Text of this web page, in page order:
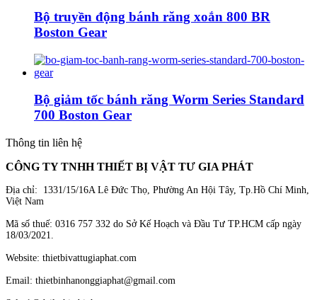
Bộ truyền động bánh răng xoắn 800 BR
Boston Gear
Bộ giảm tốc bánh răng Worm Series Standard
700 Boston Gear
Thông tin liên hệ
CÔNG TY TNHH THIẾT BỊ VẬT TƯ GIA PHÁT
Địa chỉ: 1331/15/16A Lê Đức Thọ, Phường An Hội Tây, Tp.Hồ Chí Minh,
Việt Nam
Mã số thuế: 0316 757 332 do Sở Kế Hoạch và Đầu Tư TP.HCM cấp ngày
18/03/2021.
Website: thietbivattugiaphat.com
Email: thietbinhanonggiaphat@gmail.com